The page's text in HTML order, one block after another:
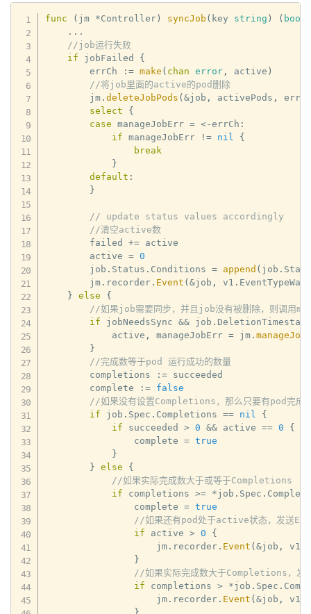
func ( jm *Controller ) syncJob ( key string ) ( bool
...
//job运行失败
if jobFailed {
        errCh
:= make ( chan error , active )
//将job里面的active的pod删除
        jm
.deleteJobPods (&job , activePods ,
select
{
case manageJobErr = <-errCh :
if manageJobErr != nil
{
break
}
default :
}
// update status values accordingly
//清空active数
        failed
+= active
        active
= 0
        job
. Status . Conditions = append ( job .
        jm
. recorder . Event (&job , v1 .
}
else
{
//如果job需要同步，并且job没有被删除，则调用
if jobNeedsSync && job .
            active
, manageJobErr = jm .manageJob
}
//完成数等于pod 运行成功的数量
        completions
:= succeeded
        complete
:= false
//如果没有设置Completions，那么只要有pod完成
if job . Spec . Completions == nil
{
if succeeded > 0 && active == 0
{
                complete
= true
}
}
else
{
//如果实际完成数大于或等于Completions
if completions >= *job . Spec .
                complete
= true
//如果还有pod处于active状态，发送
if active > 0
{
                    jm
. recorder . Event (&job , v1
}
//如果实际完成数大于Completions，发
if completions > *job . Spec .
                    jm
. recorder . Event (&job , v1